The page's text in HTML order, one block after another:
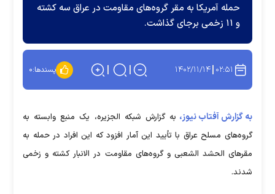
حمله آمریکا به مقر گروه‌های مقاومت در عراق سه کشته
و ۱۱ زخمی برجای گذاشت.
۰۲:۵۱ ۱۴۰۲/۱۱/۱۴ پسندها:۰
به گزارش آفتاب نیوز، به گزارش شبکه الجزیره، یک منبع وابسته به
گروه‌های مسلح عراق با تأیید این آمار افزود که این افراد در حمله به
مقر‌های الحشد الشعبی و گروه‌های مقاومت در الانبار کشته و زخمی
شدند.